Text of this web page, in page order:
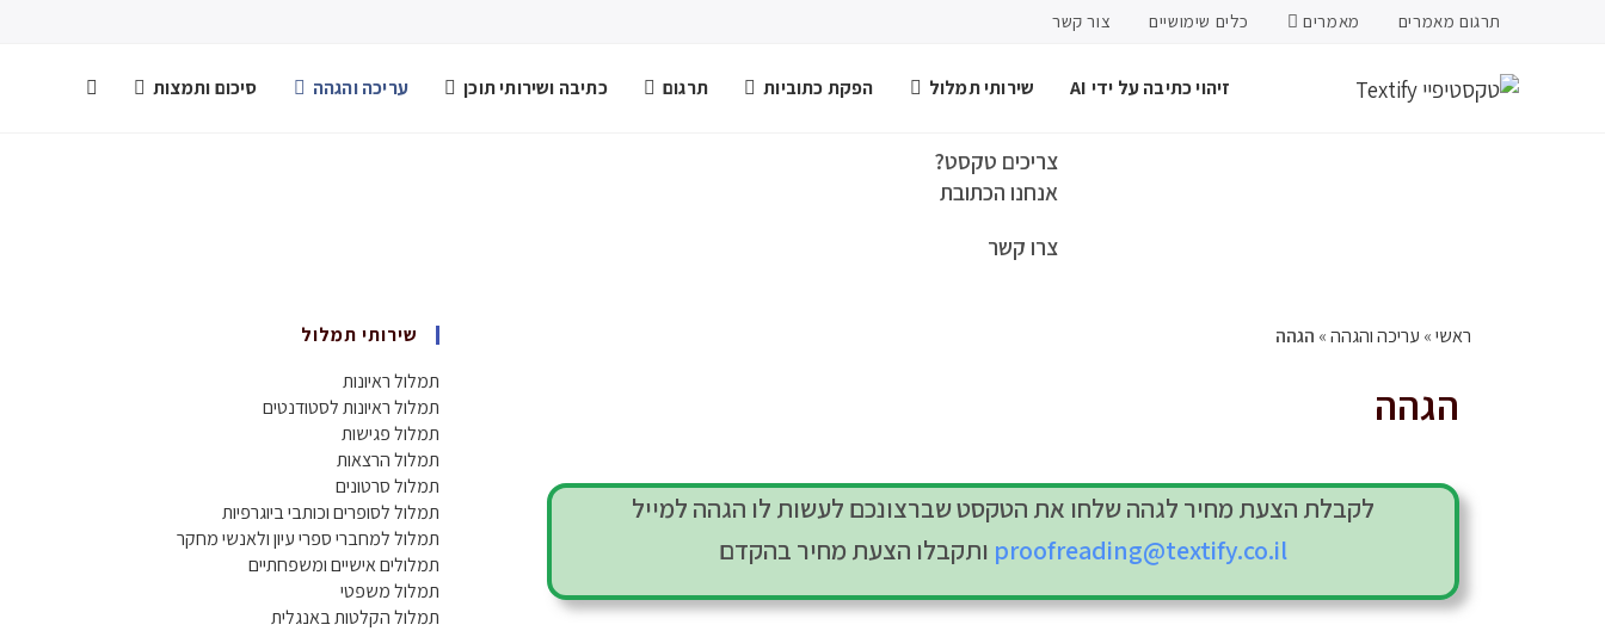
תרגום מאמרים מאמרים כלים שימושיים צור קשר
זיהוי כתיבה על ידי AI שירותי תמלול הפקת כתוביות תרגום כתיבה ושירותי תוכן עריכה והגהה סיכום ותמצות
צריכים טקסט?
אנחנו הכתובת
צרו קשר
ראשי» עריכה והגהה» הגהה
הגהה
לקבלת הצעת מחיר לגהה שלחו את הטקסט שברצונכם לעשות לו הגהה למייל
proofreading@textify.co.il ותקבלו הצעת מחיר בהקדם
שירותי תמלול
תמלול ראיונות
תמלול ראיונות לסטודנטים
תמלול פגישות
תמלול הרצאות
תמלול סרטונים
תמלול לסופרים וכותבי ביוגרפיות
תמלול למחברי ספרי עיון ולאנשי מחקר
תמלולים אישיים ומשפחתיים
תמלול משפטי
תמלול הקלטות באנגלית